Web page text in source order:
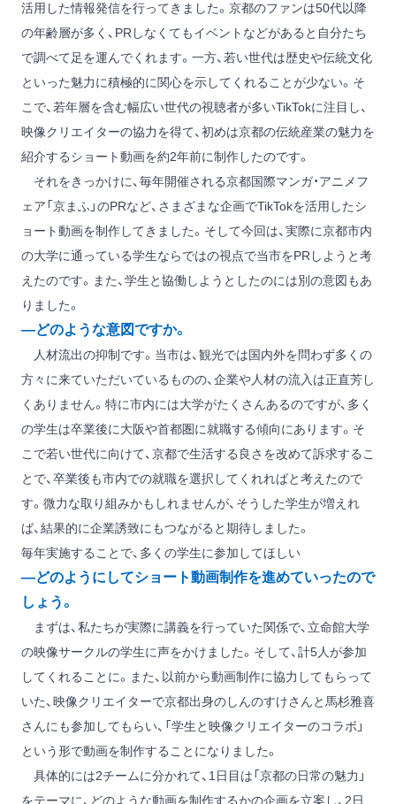
活用した情報発信を行ってきました。京都のファンは50代以降
の年齢層が多く、PRしなくてもイベントなどがあると自分たち
で調べて足を運んでくれます。一方、若い世代は歴史や伝統文化
といった魅力に積極的に関心を示してくれることが少ない。そ
こで、若年層を含む幅広い世代の視聴者が多いTikTokに注目し、
映像クリエイターの協力を得て、初めは京都の伝統産業の魅力を
紹介するショート動画を約2年前に制作したのです。
それをきっかけに、毎年開催される京都国際マンガ・アニメフ
ェア「京まふ」のPRなど、さまざまな企画でTikTokを活用したシ
ョート動画を制作してきました。そして今回は、実際に京都市内
の大学に通っている学生ならではの視点で当市をPRしようと考
えたのです。また、学生と協働しようとしたのには別の意図もあ
りました。
―どのような意図ですか。
人材流出の抑制です。当市は、観光では国内外を問わず多くの
方々に来ていただいているものの、企業や人材の流入は正直芳し
くありません。特に市内には大学がたくさんあるのですが、多く
の学生は卒業後に大阪や首都圏に就職する傾向にあります。そ
こで若い世代に向けて、京都で生活する良さを改めて訴求するこ
とで、卒業後も市内での就職を選択してくれればと考えたので
す。微力な取り組みかもしれませんが、そうした学生が増えれ
ば、結果的に企業誘致にもつながると期待しました。
毎年実施することで、多くの学生に参加してほしい
―どのようにしてショート動画制作を進めていったので
しょう。
まずは、私たちが実際に講義を行っていた関係で、立命館大学
の映像サークルの学生に声をかけました。そして、計5人が参加
してくれることに。また、以前から動画制作に協力してもらって
いた、映像クリエイターで京都出身のしんのすけさんと馬杉雅喜
さんにも参加してもらい、「学生と映像クリエイターのコラボ」
という形で動画を制作することになりました。
具体的には2チームに分かれて、1日目は「京都の日常の魅力」
をテーマに、どのような動画を制作するかの企画を立案し、2日